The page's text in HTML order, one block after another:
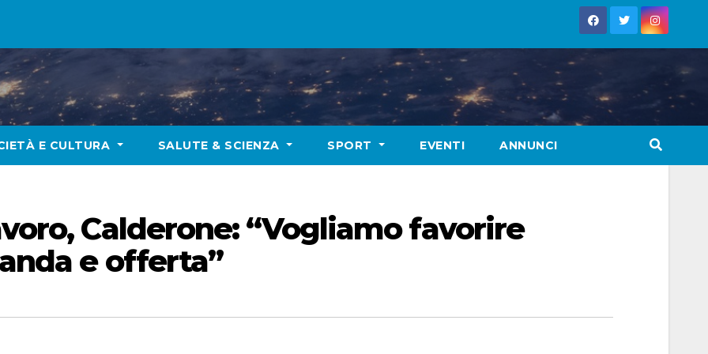
E CULTURA SALUTE & SCIENZA SPORT EVENTI ANNUNCI
Calderone: “Vogliamo favorire
e offerta”